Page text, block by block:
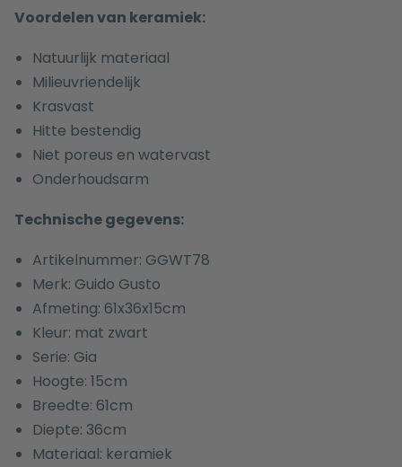
Voordelen van keramiek:
Natuurlijk materiaal
Milieuvriendelijk
Krasvast
Hitte bestendig
Niet poreus en watervast
Onderhoudsarm
Technische gegevens:
Artikelnummer: GGWT78
Merk: Guido Gusto
Afmeting: 61x36x15cm
Kleur: mat zwart
Serie: Gia
Hoogte: 15cm
Breedte: 61cm
Diepte: 36cm
Materiaal: keramiek